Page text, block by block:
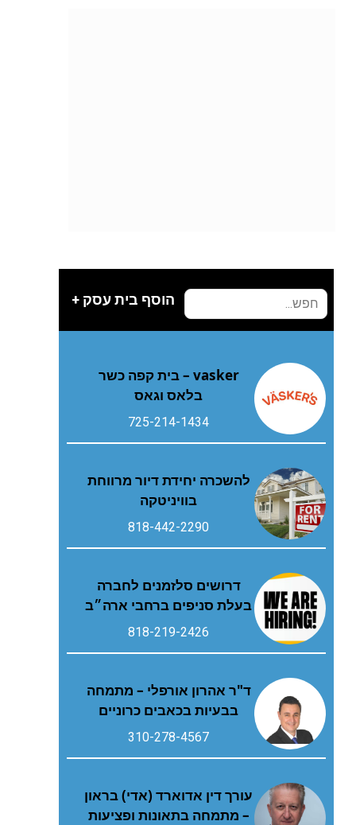
הוסף בית עסק +
vasker – בית קפה כשר
בלאס וגאס
725-214-1434
להשכרה יחידת דיור מרווחת
בוויניטקה
818-442-2290
דרושים סלזמנים לחברה
בעלת סניפים ברחבי ארה״ב
818-219-2426
ד"ר אהרון אורפלי – מתמחה
בבעיות בכאבים כרוניים
310-278-4567
עורך דין אדוארד (אדי) בראון
– מתמחה בתאונות ופציעות